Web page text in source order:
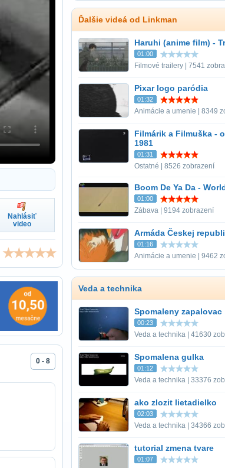
Nahlásiť
video
0 - 8
Ďalšie videá od Linkman
Haruhi (anime film) -
01:00
Filmové trailery | 7541
Pixar logo paródia
01:32
Animácie a umenie | 8349
Filmárik a Filmuška -
1981
01:31
Ostatné | 8526 zobrazení
Boom De Ya Da -
01:00
Zábava | 9194 zobrazení
Armáda Českej
01:16
Animácie a umenie | 9462
Veda a technika
Spomaleny zapalovac
00:23
Veda a technika | 41630
Spomalena gulka
01:12
Veda a technika | 33376
ako zlozit lietadielko
02:03
Veda a technika | 34366
tutorial zmena tvare
01:07